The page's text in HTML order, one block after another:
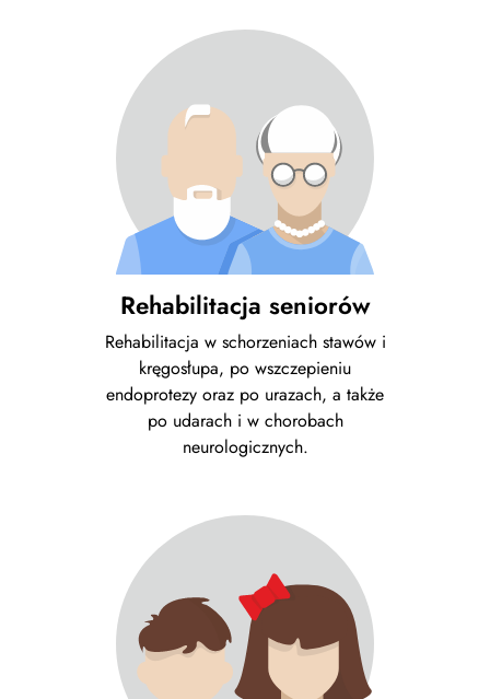
Rehabilitacja seniorów
Rehabilitacja w schorzeniach stawów i
kręgosłupa, po wszczepieniu
endoprotezy oraz po urazach, a także
po udarach i w chorobach
neurologicznych.